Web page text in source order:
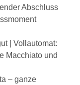
Abschluss
| Vollautomat:
Macchiato und
– ganze